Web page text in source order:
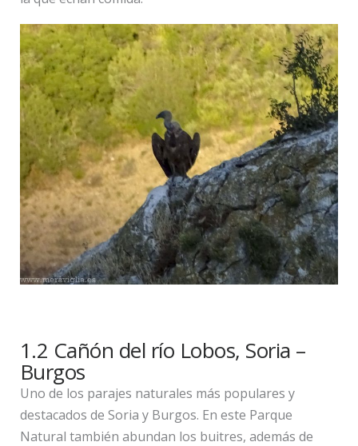
1.2 Cañón del río Lobos, Soria –
Burgos
Uno de los parajes naturales más populares y
destacados de Soria y Burgos. En este Parque
Natural también abundan los buitres, además de